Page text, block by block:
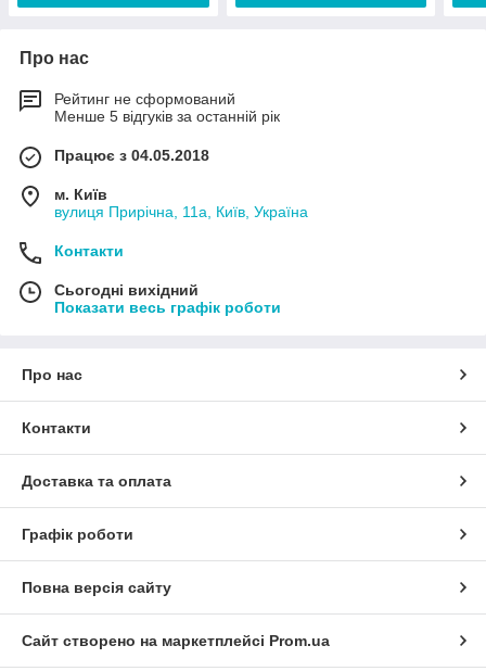
Про нас
Рейтинг не сформований
Менше 5 відгуків за останній рік
Працює з 04.05.2018
м. Київ
вулиця Прирічна, 11а, Київ, Україна
Контакти
Сьогодні вихідний
Показати весь графік роботи
Про нас
Контакти
Доставка та оплата
Графік роботи
Повна версія сайту
Сайт створено на маркетплейсі Prom.ua